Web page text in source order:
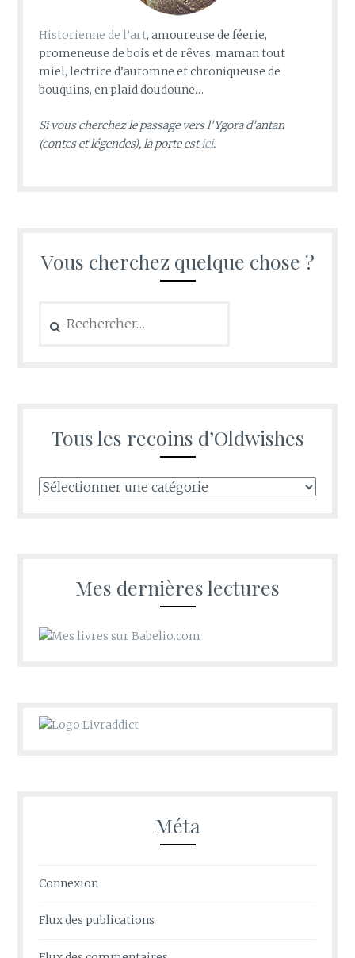
Historienne de l’art, amoureuse de féerie,
promeneuse de bois et de rêves, maman tout
miel, lectrice d’automne et chroniqueuse de
bouquins, en plaid doudoune…
Si vous cherchez le passage vers l’Ygora d’antan
(contes et légendes), la porte estici.
Vous cherchez quelque chose ?
Tous les recoins d’Oldwishes
Tous
Mes dernières lectures
Méta
Connexion
Flux des publications